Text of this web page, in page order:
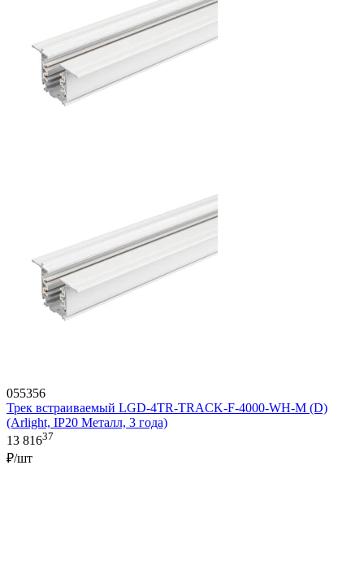
055356
Трек встраиваемый LGD-4TR-TRACK-F-4000-WH-M (D)
(Arlight, IP20 Металл, 3 года)
13 81637
₽/шт